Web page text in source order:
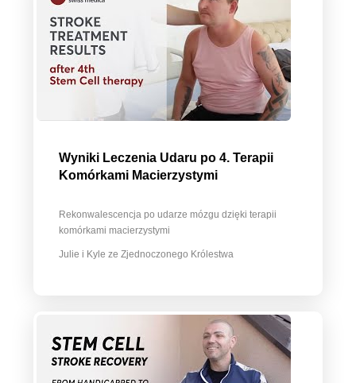
Wyniki Leczenia Udaru po 4. Terapii
Komórkami Macierzystymi
Rekonwalescencja po udarze mózgu dzięki terapii
komórkami macierzystymi
Julie i Kyle ze Zjednoczonego Królestwa